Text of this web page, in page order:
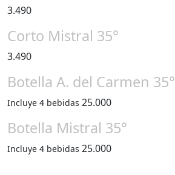
3.490
Corto Mistral 35°
3.490
Botella A. del Carmen 35°
Incluye 4 bebidas 25.000
Botella Mistral 35°
Incluye 4 bebidas 25.000